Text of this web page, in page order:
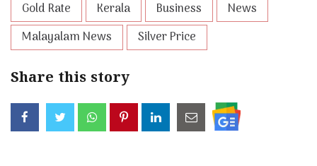
Gold Rate Kerala Business
News
Malayalam News
Silver Price
Share this story